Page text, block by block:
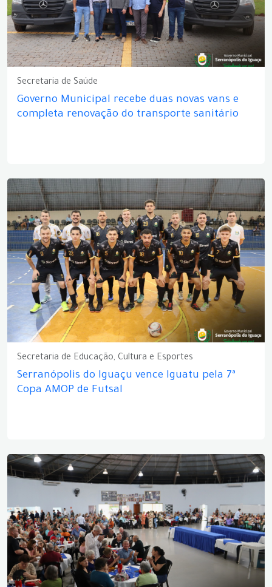
Secretaria de Saúde
Governo Municipal recebe duas novas vans e
completa renovação do transporte sanitário
Secretaria de Educação, Cultura e Esportes
Serranópolis do Iguaçu vence Iguatu pela 7ª
Copa AMOP de Futsal